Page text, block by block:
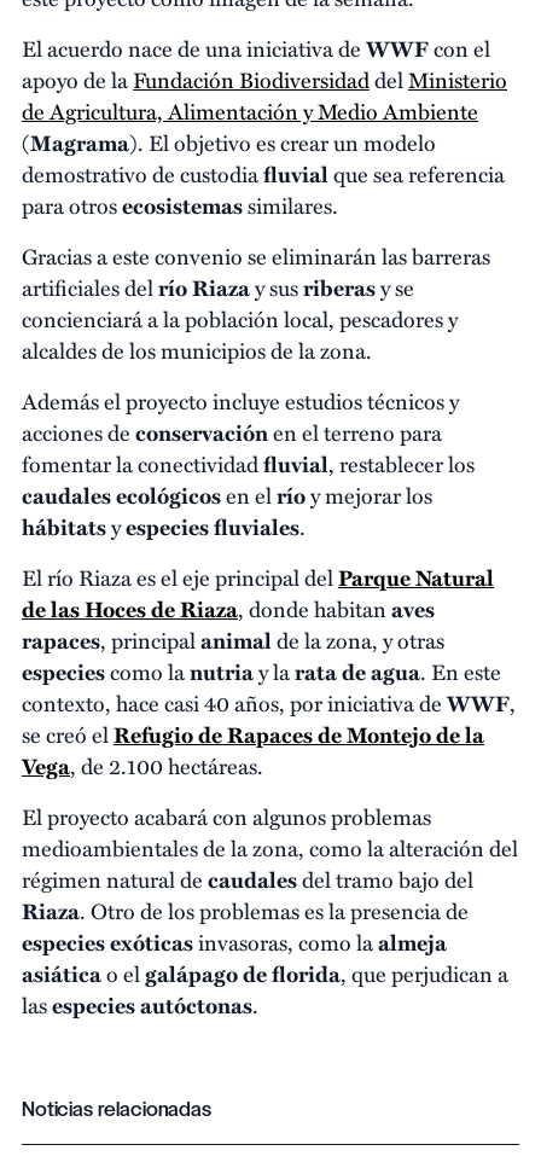
El acuerdo nace de una iniciativa deWWFcon el
apoyo de laFundación BiodiversidaddelMinisterio
de Agricultura, Alimentación y Medio Ambiente
(Magrama). El objetivo es crear un modelo
demostrativo de custodiafluvialque sea referencia
para otrosecosistemassimilares.
Gracias a este convenio se eliminarán las barreras
artificiales delrío Riazay susriberasy se
concienciará a la población local, pescadores y
alcaldes de los municipios de la zona.
Además el proyecto incluye estudios técnicos y
acciones deconservaciónen el terreno para
fomentar la conectividadfluvial, restablecer los
caudales ecológicosen elríoy mejorar los
hábitatsyespecies fluviales.
El río Riaza es el eje principal delParque Natural
de las Hoces de Riaza, donde habitanaves
rapaces, principalanimalde la zona, y otras
especiescomo lanutriay larata de agua. En este
contexto, hace casi 40 años, por iniciativa deWWF,
se creó elRefugio de Rapaces de Montejo de la
Vega, de 2.100 hectáreas.
El proyecto acabará con algunos problemas
medioambientales de la zona, como la alteración del
régimen natural decaudalesdel tramo bajo del
Riaza. Otro de los problemas es la presencia de
especiesexóticasinvasoras, como laalmeja
asiáticao elgalápago de florida, que perjudican a
lasespecies autóctonas.
Noticias relacionadas